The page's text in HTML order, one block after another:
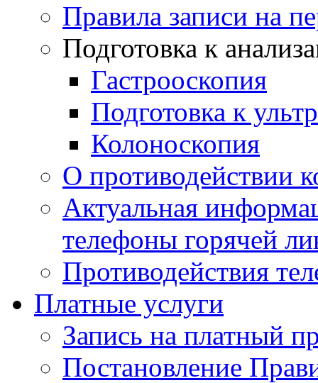
Правила записи на
Подготовка к
Гастрооскопия
Подготовка к
Колоноскопия
О противодействии
Актуальная
телефоны горячей
Противодействия
Платные услуги
Запись на платный
Постановление